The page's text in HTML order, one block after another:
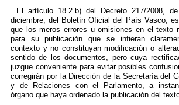
El artículo 18.2.b) del Decreto 217/2008,
diciembre, del Boletín Oficial del País Vasco,
que los meros errores u omisiones en el texto
para su publicación que se infieran
contexto y no constituyan modificación o
sentido de los documentos, pero cuya
juzgue conveniente para evitar posibles
corregirán por la Dirección de la Secretaría del
y de Relaciones con el Parlamento, a
órgano que haya ordenado la publicación del